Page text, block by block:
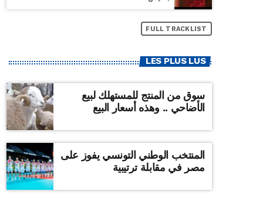
FULL TRACKLIST
LES PLUS LUS
سوق من المنتج للمستهلك لبيع
الأضاحي .. وهذه أسعار البيع
المنتخب الوطني التونسي يفوز على
مصر في مقابلة ترتيبية